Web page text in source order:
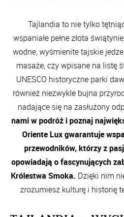
Tajlandia to nie tylko
wspaniałe pełne złota
wodne, wyśmienite tajskie
masaże, czy wpisane na listę
UNESCO historyczne parki
również niezwykle bujna
nadające się na zasłużony
nami w podróż i poznaj
Oriente Lux gwarantuje
przewodników, którzy z
opowiadają o fascynujących
Królestwa Smoka. Dzięki nim
zrozumiesz kulturę i historię